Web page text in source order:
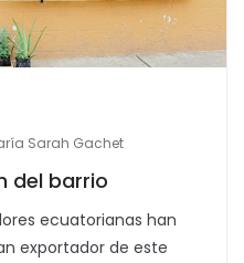
Sarah Gachet
del barrio
ecuatorianas han
exportador de este